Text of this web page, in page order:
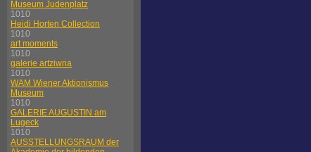
Museum Judenplatz
1010
Heidi Horten Collection
1010
art moments
1010
galerie artziwna
1010
WAM Wiener Aktionismus
Museum
1010
GALERIE AUGUSTIN am
Lugeck
1010
AUSSTELLUNGSRAUM der